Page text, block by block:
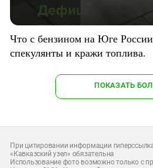
Что с бензином на Юге
спекулянты и кражи топлива.
ПОКАЗАТЬ
При цитировании информации
«Кавказский узел» обязательна
Использование фото возможно только с